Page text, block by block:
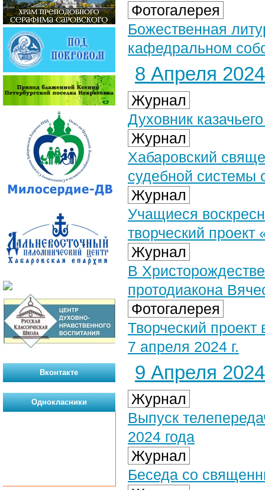
Фотогалерея
Божественная
кафедральном
8 Апреля 2024
Журнал
Духовник
Журнал
Хабаровский
судебной системы
Журнал
Учащиеся
творческий
Журнал
В
протодиакона
Фотогалерея
Творческий
7 апреля 2024 г.
9 Апреля 2024
Журнал
Выпуск
2024 года
Журнал
Беседа со
Вконтакте
Однокласники